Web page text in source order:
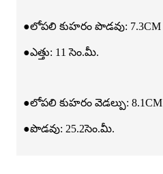
●లోపలి కుహరం పొడవు: 7.3CM
●ఎత్తు: 11 సెం.మీ.
●లోపలి కుహరం వెడల్పు: 8.1CM
●పొడవు: 25.2సెం.మీ.